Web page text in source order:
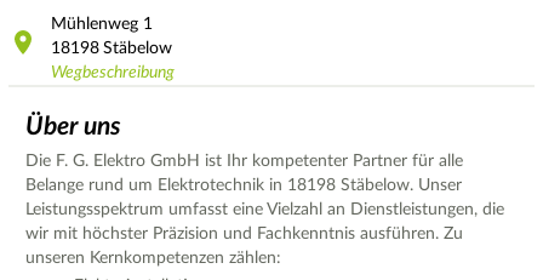
Mühlenweg 1
18198 Stäbelow
Wegbeschreibung
Über uns
Die F. G. Elektro GmbH ist Ihr kompetenter Partner für alle
Belange rund um Elektrotechnik in 18198 Stäbelow. Unser
Leistungsspektrum umfasst eine Vielzahl an Dienstleistungen, die
wir mit höchster Präzision und Fachkenntnis ausführen. Zu
unseren Kernkompetenzen zählen: